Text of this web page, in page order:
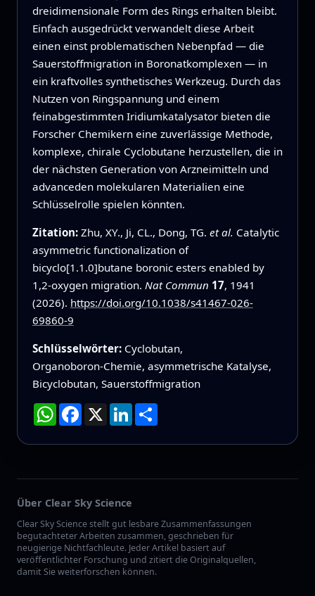
dreidimensionale Form des Rings erhalten bleibt.
Einfach ausgedrückt verwandelt diese Arbeit
einen einst problematischen Nebenpfad — die
Sauerstoffmigration in Boronatkomplexen — in
ein kraftvolles synthetisches Werkzeug. Durch das
Nutzen von Ringspannung und einem
feinabgestimmten Iridiumkatalysator bieten die
Forscher Chemikern eine zuverlässige Methode,
komplexe, chirale Cyclobutane herzustellen, die in
der nächsten Generation von Arzneimitteln und
advanceden molekularen Materialien eine
Schlüsselrolle spielen könnten.
Zitation: Zhu, XY., Ji, CL., Dong, TG. et al. Catalytic
asymmetric functionalization of
bicyclo[1.1.0]butane boronic esters enabled by
1,2-oxygen migration. Nat Commun 17, 1941
(2026). https://doi.org/10.1038/s41467-026-
69860-9
Schlüsselwörter: Cyclobutan,
Organoboron‑Chemie, asymmetrische Katalyse,
Bicyclobutan, Sauerstoffmigration
WhatsApp
Facebook
X LinkedInTeilen
Über Clear Sky Science
Clear Sky Science stellt gut lesbare Zusammenfassungen
begutachteter Arbeiten zusammen, geschrieben für
neugierige Nichtfachleute. Jeder Artikel basiert auf
veröffentlichter Forschung und zitiert die Originalquellen,
damit Sie weiterforschen können.